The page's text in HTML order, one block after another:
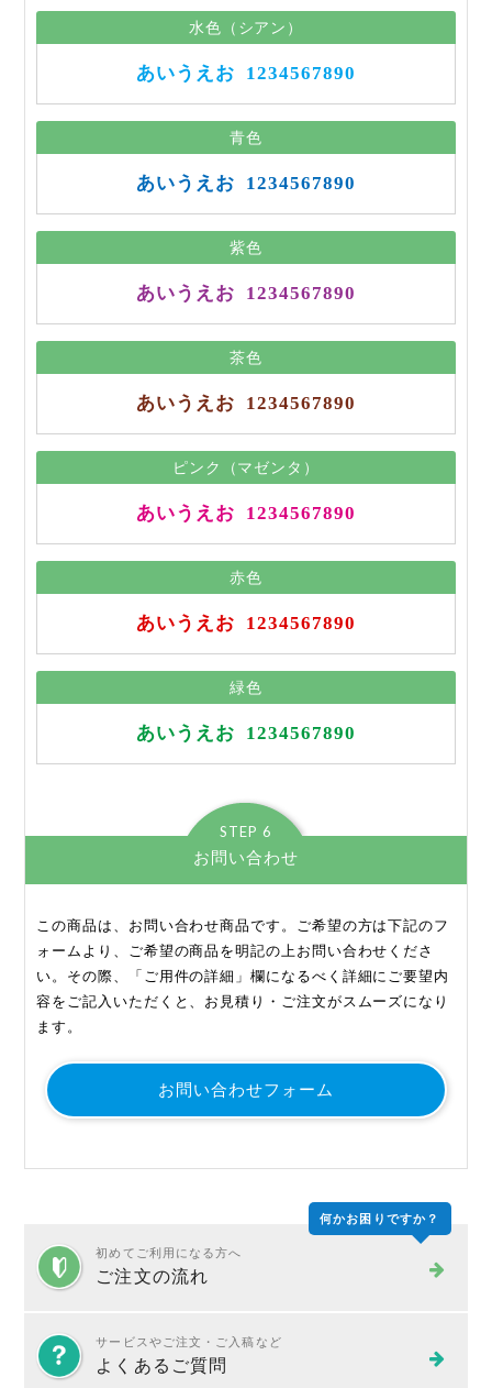
水色（シアン）
あいうえお 1234567890
青色
あいうえお 1234567890
紫色
あいうえお 1234567890
茶色
あいうえお 1234567890
ピンク（マゼンタ）
あいうえお 1234567890
赤色
あいうえお 1234567890
緑色
あいうえお 1234567890
STEP 6
お問い合わせ
この商品は、お問い合わせ商品です。ご希望の方は下記のフ
ォームより、ご希望の商品を明記の上お問い合わせくださ
い。その際、「ご用件の詳細」欄になるべく詳細にご要望内
容をご記入いただくと、お見積り・ご注文がスムーズになり
ます。
お問い合わせフォーム
何かお困りですか？
初めてご利用になる方へ
ご注文の流れ
サービスやご注文・ご入稿など
よくあるご質問